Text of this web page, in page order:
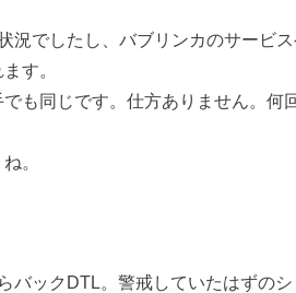
況でしたし、バブリンカのサービ
す。
も同じです。仕方ありません。何
。
バックDTL。警戒していたはずのシ